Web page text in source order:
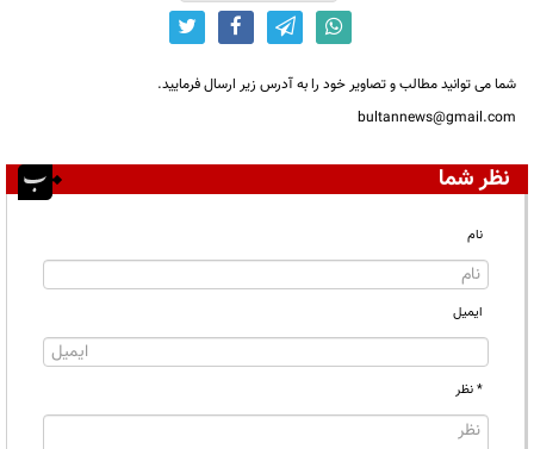
شما می توانید مطالب و تصاویر خود را به آدرس زیر ارسال فرمایید.
bultannews@gmail.com
نظر شما
نام
ایمیل
* نظر